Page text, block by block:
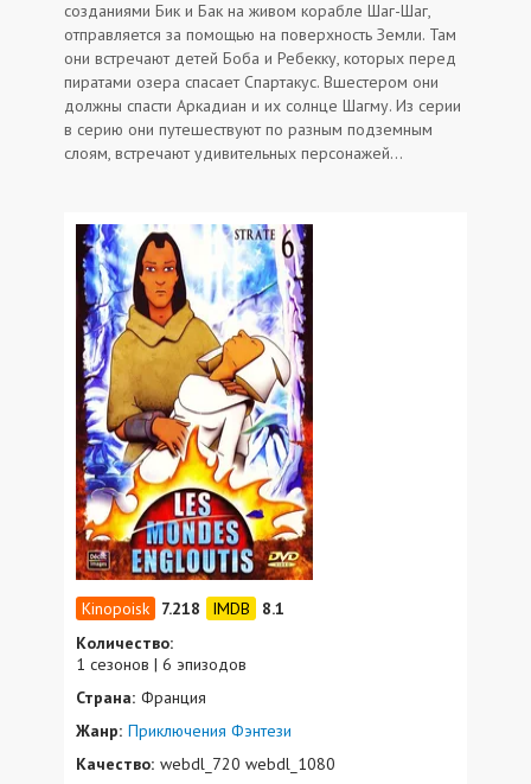
созданиями Бик и Бак на живом корабле Шаг-Шаг,
отправляется за помощью на поверхность Земли. Там
они встречают детей Боба и Ребекку, которых перед
пиратами озера спасает Спартакус. Вшестером они
должны спасти Аркадиан и их солнце Шагму. Из серии
в серию они путешествуют по разным подземным
слоям, встречают удивительных персонажей...
7.218
8.1
Количество:
1 сезонов | 6 эпизодов
Страна: Франция
Жанр: Приключения Фэнтези
Качество: webdl_720 webdl_1080